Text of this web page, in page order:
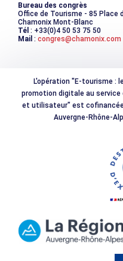
Bureau des congrès
Office de Tourisme - 85 Place
Chamonix Mont-Blanc
Tél : +33(0)4 50 53 75 50
Mail : congres@chamonix.com
L'opération "E-tourisme :
promotion digitale au
et utilisateur" est cofinancée
Auvergne-Rhône-